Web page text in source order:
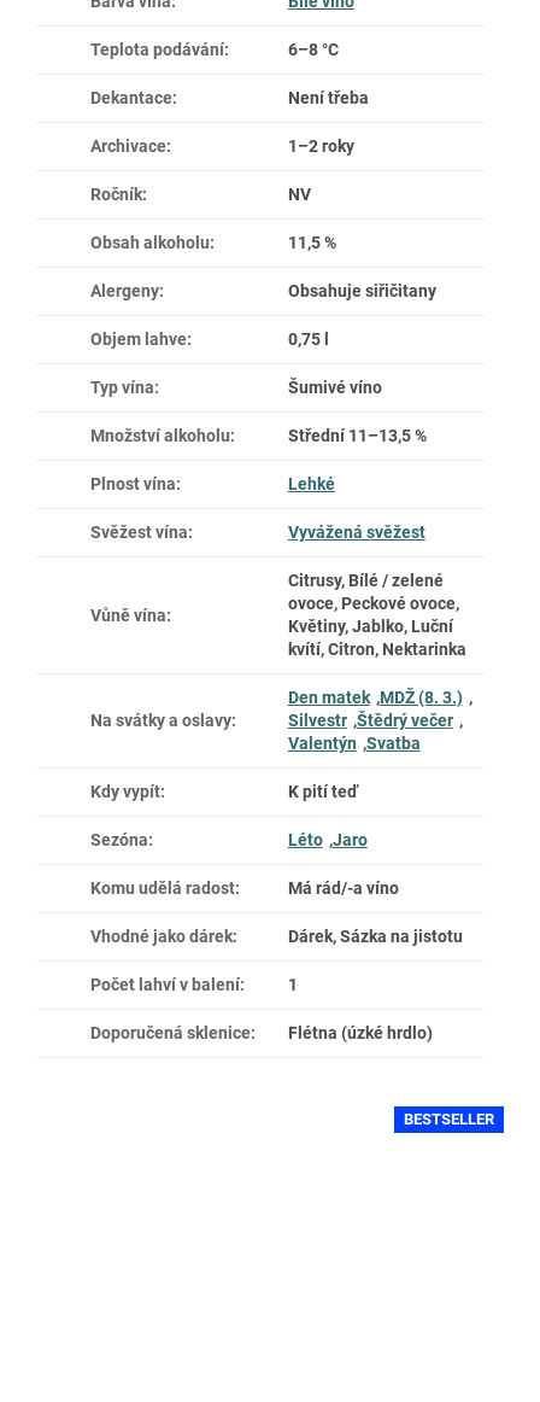
Teplota podávání: 6–8 °C
Dekantace: Není třeba
Archivace: 1–2 roky
Ročník: NV
Obsah alkoholu: 11,5 %
Alergeny: Obsahuje siřičitany
Objem lahve: 0,75 l
Typ vína: Šumivé víno
Množství alkoholu: Střední 11–13,5 %
Plnost vína: Lehké
Svěžest vína: Vyvážená svěžest
Vůně vína:
Citrusy, Bílé / zelené
ovoce, Peckové ovoce,
Květiny, Jablko, Luční
kvítí, Citron, Nektarinka
Na svátky a oslavy:
Den matek ,MDŽ (8. 3.) ,
Silvestr ,Štědrý večer ,
Valentýn ,Svatba
Kdy vypít: K pití teď
Sezóna: Léto ,Jaro
Komu udělá radost: Má rád/-a víno
Vhodné jako dárek: Dárek, Sázka na jistotu
Počet lahví v balení: 1
Doporučená sklenice: Flétna (úzké hrdlo)
BESTSELLER